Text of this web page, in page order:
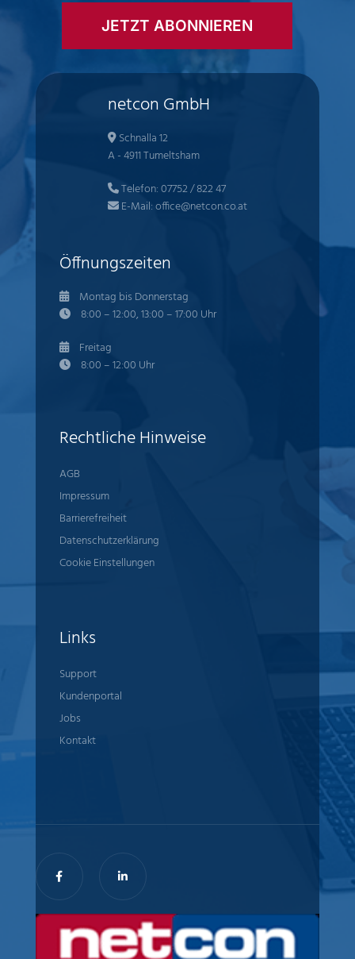
JETZT ABONNIEREN
netcon GmbH
Schnalla 12
A - 4911 Tumeltsham
Telefon:07752 / 822 47
E-Mail:office@netcon.co.at
Öffnungszeiten
Montag bis Donnerstag
8:00 – 12:00, 13:00 – 17:00 Uhr
Freitag
8:00 – 12:00 Uhr
Rechtliche Hinweise
AGB
Impressum
Barrierefreiheit
Datenschutzerklärung
Cookie Einstellungen
Links
Support
Kundenportal
Jobs
Kontakt